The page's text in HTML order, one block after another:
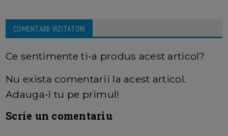
COMENTARII VIZITATORI
Ce sentimente ti-a produs acest articol?
Nu exista comentarii la acest articol.
Adauga-l tu pe primul!
Scrie un comentariu